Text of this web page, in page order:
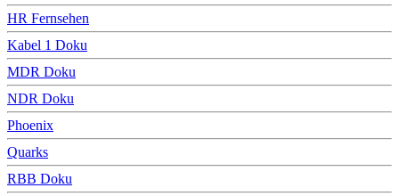
HR Fernsehen
Kabel 1 Doku
MDR Doku
NDR Doku
Phoenix
Quarks
RBB Doku